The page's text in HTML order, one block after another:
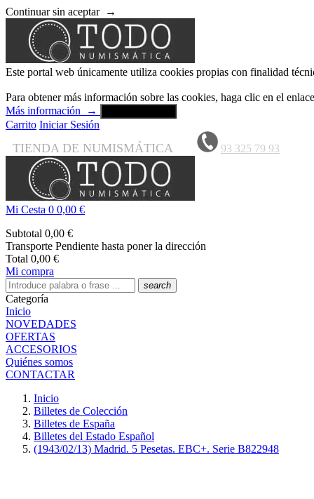
Continuar sin aceptar →
Este portal web únicamente utiliza cookies propias con finalidad
Para obtener más información sobre las cookies, haga clic en el
Más información
→
Carrito Iniciar Sesión
TIENDA DE NUMISMÁTICA 93 325 79 93
Mi Cesta 0 0,00 €
Subtotal 0,00 €
Transporte Pendiente hasta poner la dirección
Total 0,00 €
Mi compra
search
Categoría
Inicio
NOVEDADES
OFERTAS
ACCESORIOS
Quiénes somos
CONTACTAR
Inicio
Billetes de Colección
Billetes de España
Billetes del Estado Español
(1943/02/13) Madrid. 5 Pesetas. EBC+. Serie B822948